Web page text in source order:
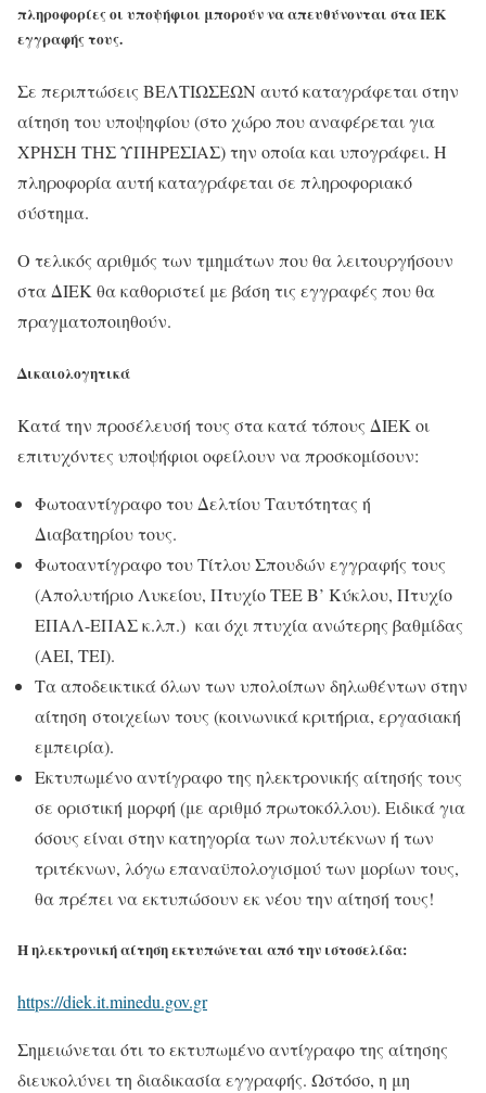
πληροφορίες οι υποψήφιοι μπορούν να απευθύνονται στα ΙΕΚ
εγγραφής τους.
Σε περιπτώσεις ΒΕΛΤΙΩΣΕΩΝ αυτό καταγράφεται στην
αίτηση του υποψηφίου (στο χώρο που αναφέρεται για
ΧΡΗΣΗ ΤΗΣ ΥΠΗΡΕΣΙΑΣ) την οποία και υπογράφει. Η
πληροφορία αυτή καταγράφεται σε πληροφοριακό
σύστημα.
Ο τελικός αριθμός των τμημάτων που θα λειτουργήσουν
στα ΔΙΕΚ θα καθοριστεί με βάση τις εγγραφές που θα
πραγματοποιηθούν.
Δικαιολογητικά
Κατά την προσέλευσή τους στα κατά τόπους ΔΙΕΚ οι
επιτυχόντες υποψήφιοι οφείλουν να προσκομίσουν:
Φωτοαντίγραφο του Δελτίου Ταυτότητας ή
Διαβατηρίου τους.
Φωτοαντίγραφο του Τίτλου Σπουδών εγγραφής τους
(Απολυτήριο Λυκείου, Πτυχίο ΤΕΕ Β’ Κύκλου, Πτυχίο
ΕΠΑΛ-ΕΠΑΣ κ.λπ.) και όχι πτυχία ανώτερης βαθμίδας
(ΑΕΙ, ΤΕΙ).
Τα αποδεικτικά όλων των υπολοίπων δηλωθέντων στην
αίτηση στοιχείων τους (κοινωνικά κριτήρια, εργασιακή
εμπειρία).
Εκτυπωμένο αντίγραφο της ηλεκτρονικής αίτησής τους
σε οριστική μορφή (με αριθμό πρωτοκόλλου). Ειδικά για
όσους είναι στην κατηγορία των πολυτέκνων ή των
τριτέκνων, λόγω επαναϋπολογισμού των μορίων τους,
θα πρέπει να εκτυπώσουν εκ νέου την αίτησή τους!
Η ηλεκτρονική αίτηση εκτυπώνεται από την ιστοσελίδα:
https://diek.it.minedu.gov.gr
Σημειώνεται ότι το εκτυπωμένο αντίγραφο της αίτησης
διευκολύνει τη διαδικασία εγγραφής. Ωστόσο, η μη